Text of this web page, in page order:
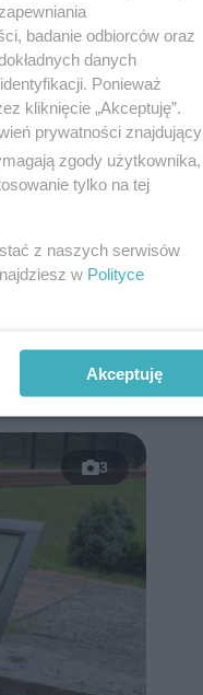
areszt na
51-latkowi
3
badanie odbiorców oraz
danych
Ponieważ
kliknięcie „Akceptuję”.
prywatności znajdujący
zgody użytkownika,
tylko na tej
z naszych serwisów
w Polityce
Akceptuję